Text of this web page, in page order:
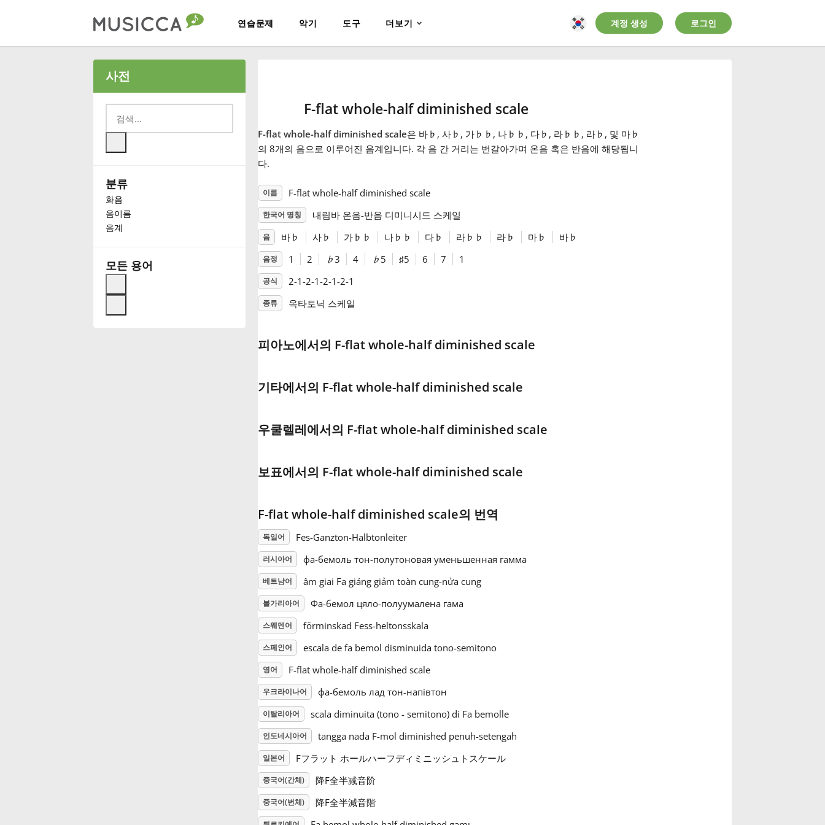
연습문제 악기 도구 더보기
Български
Deutsch
English
Español
Français
계정 생성 로그인
사전
분류
화음
음이름
음계
모든 용어
F-flat whole-half diminished scale
F-flat whole-half diminished scale은 바♭ , 사♭ , 가♭ ♭ , 나♭ ♭ , 다♭ , 라♭ ♭ , 라♭ , 및 마♭
의 8개의 음으로 이루어진 음계입니다. 각 음 간 거리는 번갈아가며 온음 혹은 반음에 해당됩니
다.
이름 F-flat whole-half diminished scale
한국어 명칭 내림바 온음-반음 디미니시드 스케일
음 바♭ 사♭ 가♭ ♭ 나♭ ♭ 다♭ 라♭ ♭ 라♭ 마♭ 바♭
음정 1 2 ♭3 4 ♭ 5 ♯5 6 7 1
공식 2-1-2-1-2-1-2-1
종류 옥타토닉 스케일
피아노에서의 F-flat whole-half diminished scale
기타에서의 F-flat whole-half diminished scale
우쿨렐레에서의 F-flat whole-half diminished scale
보표에서의 F-flat whole-half diminished scale
F-flat whole-half diminished scale의 번역
독일어 Fes-Ganzton-Halbtonleiter
러시아어 фа-бемоль тон-полутоновая уменьшенная гамма
베트남어 âm giai Fa giáng giảm toàn cung-nửa cung
불가리아어 Фа-бемол цяло-полуумалена гама
스웨덴어 förminskad Fess-heltonsskala
스페인어 escala de fa bemol disminuida tono-semitono
영어 F-flat whole-half diminished scale
우크라이나어 фа-бемоль лад тон-напівтон
이탈리아어 scala diminuita (tono - semitono) di Fa bemolle
인도네시아어 tangga nada F-mol diminished penuh-setengah
일본어 Fフラット ホールハーフディミニッシュトスケール
중국어(간체) 降F全半减音阶
중국어(번체) 降F全半減音階